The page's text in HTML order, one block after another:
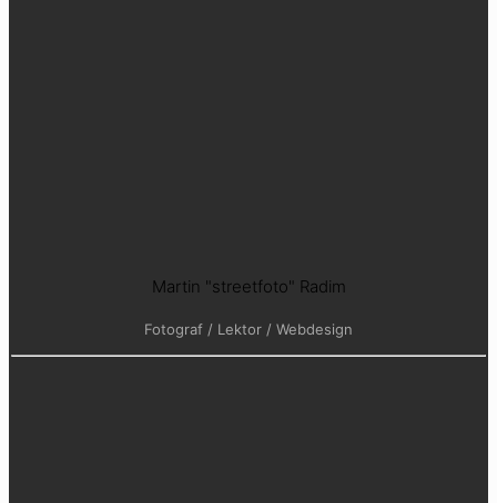
Martin "streetfoto" Radim
Fotograf / Lektor / Webdesign